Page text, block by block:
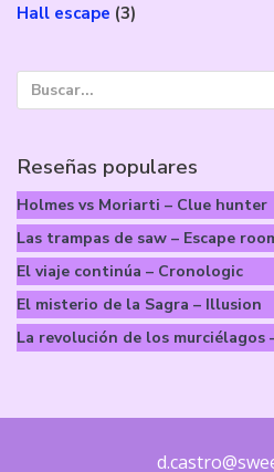
Hall escape (3)
Reseñas populares
Holmes vs Moriarti – Clue hunter
Las trampas de saw – Escape
El viaje continúa – Cronologic
El misterio de la Sagra – Illusion
La revolución de los murciélagos